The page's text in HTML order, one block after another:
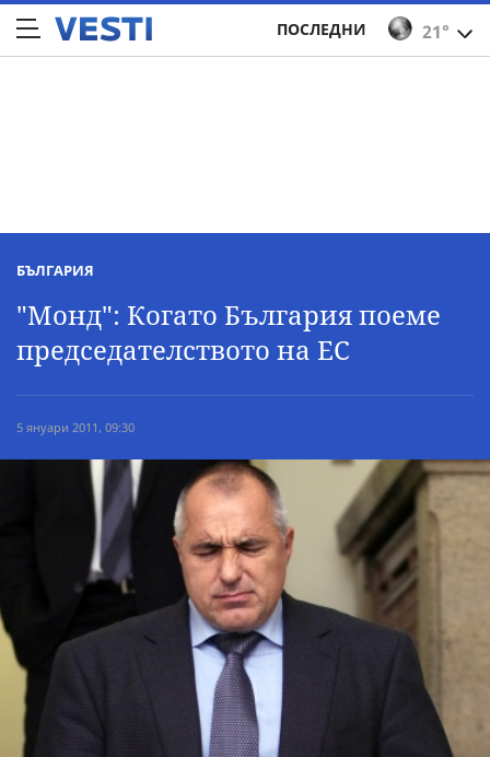
21°
ПОСЛЕДНИ
БЪЛГАРИЯ
"Монд": Когато България поеме
председателството на ЕС
5 януари 2011, 09:30